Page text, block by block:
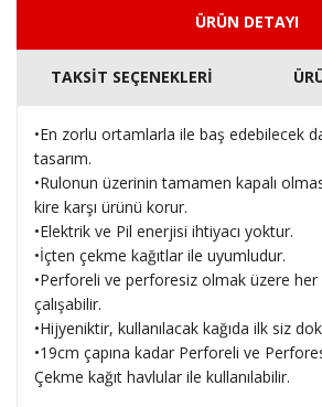
ÜRÜN DETAYI
TAKSİT SEÇENEKLERİ
•En zorlu ortamlarla ile baş edebilecek
tasarım.
•Rulonun üzerinin tamamen kapalı
kire karşı ürünü korur.
•Elektrik ve Pil enerjisi ihtiyacı yoktur.
•İçten çekme kağıtlar ile uyumludur.
•Perforeli ve perforesiz olmak üzere her
çalışabilir.
•Hijyeniktir, kullanılacak kağıda ilk siz
•19cm çapına kadar Perforeli ve
Çekme kağıt havlular ile kullanılabilir.